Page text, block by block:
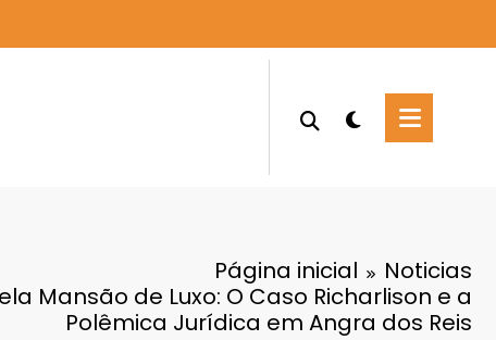
Página inicial
Noticias
Mansão de Luxo: O Caso Richarlison e a
Polêmica Jurídica em Angra dos Reis